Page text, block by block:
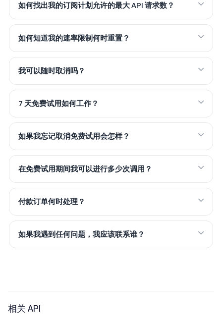
如何找出我的订阅计划允许的最大 API 请求数？
如何知道我的速率限制何时重置？
我可以随时取消吗？
7 天免费试用如何工作？
如果我忘记取消免费试用会怎样？
在免费试用期间我可以进行多少次调用？
付款订单何时处理？
如果我遇到任何问题，我应该联系谁？
相关 API